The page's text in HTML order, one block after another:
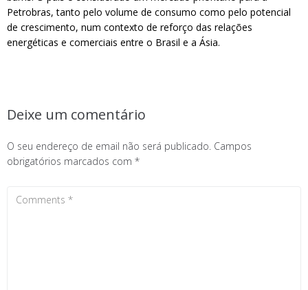
Petrobras, tanto pelo volume de consumo como pelo potencial
de crescimento, num contexto de reforço das relações
energéticas e comerciais entre o Brasil e a Ásia.
Deixe um comentário
O seu endereço de email não será publicado. Campos
obrigatórios marcados com *